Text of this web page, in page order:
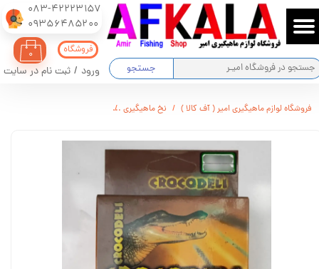
083-42223157
​​​​​​​09356485200
جستجو
۰
ورود / ثبت نام در سایت
حساب کاربری من
تغییر گذر واژه
فروشگاه
فروشگاه لوازم ماهیگیری امیر ( آف کالا ) نخ ماهیگیری